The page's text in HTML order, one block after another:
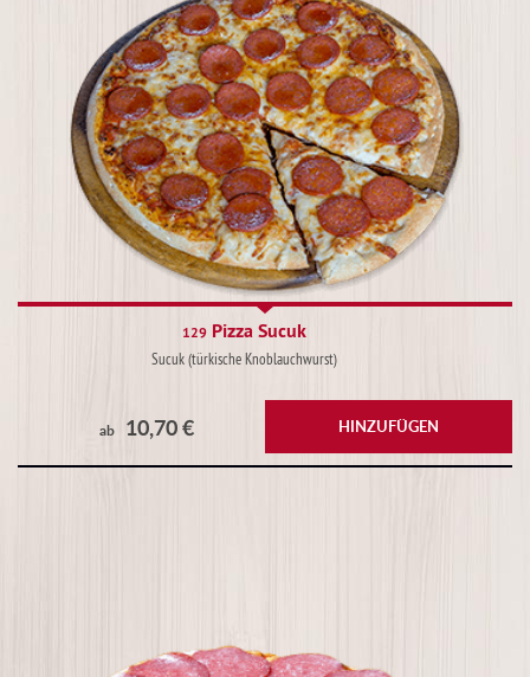
129 Pizza Sucuk
Sucuk (türkische Knoblauchwurst)
ab 10,70 € HINZUFÜGEN